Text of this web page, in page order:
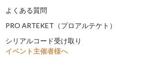
よくある質問
PRO ARTEKET（プロアルテケト）
シリアルコード受け取り
イベント主催者様へ